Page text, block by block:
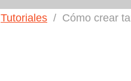
Tutoriales Cómo crear